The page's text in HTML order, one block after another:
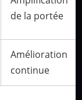
de la portée
Amélioration
continue